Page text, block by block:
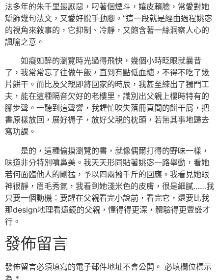
法多年的朱千里最厭惡，叼著個煙斗，嬉皮賴臉，常愛對她
矯飾幾句法文，又愛好脫手動腳。”這一段就是經由過程姚宓
的視角來敘事的，它抑制、冷靜，又飽含著一絲洞察人心的
諷喻之意。
如癡如醉的瀏覽時光過得飛快，幾個小時眨眼就曩昔
了，我常常忘了往做午飯，直到有點低血糖，不得不吃了幾
片餅干。而比及父親即將回家的時辰，我甚至練出了獨門工
夫，能在這種隔音欠好的老樓里，識別出父親上樓時特有的
腳步聲。一聽到這聲響，我趕忙吹失落冊頁間的餅干屑，把
書原樣放回，展好褥子，放好父親的枕頭，若無其事地歸去
寫功課。
是的，這種偷摸瀏覽的書，就像偶爾打得的野味一樣，
味道非分特別噴鼻美。我天天形同貼著姚宓一路舉動，看她
若何面臨他人的剛猛，予以四兩撥千斤的回應。我看見她眼
神很靜，眉毛秀氣，我看到她淺米色的皮膚，很是細膩……我
只要一個動機：要趕在父親看完小說前，看完它，還要比我
那design地理看遠鏡的父親，懂得得更深，體驗得更豐盛才
行。
發佈留言
發佈留言必須填寫的電子郵件地址不會公開。 必填欄位標示